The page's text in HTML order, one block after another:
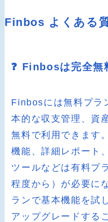
Finbos よくある
❓ Finbosは完全無
Finbosには無料プラ
本的な収支管理、資
無料で利用できます
機能、詳細レポート
ツールなどは有料プ
程度から）が必要に
ランで基本機能を試
アップグレードする